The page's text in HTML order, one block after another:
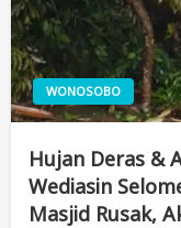
WONOSOBO
Hujan Deras &
Wediasin
Masjid Rusak,